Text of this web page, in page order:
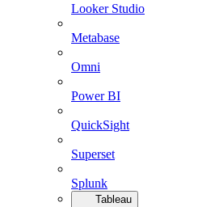
Looker Studio
Metabase
Omni
Power BI
QuickSight
Superset
Splunk
Tableau